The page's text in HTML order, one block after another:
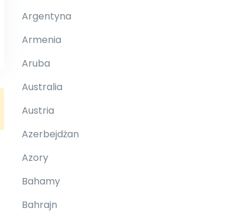
Argentyna
Armenia
Aruba
Australia
Austria
Azerbejdżan
Azory
Bahamy
Bahrajn